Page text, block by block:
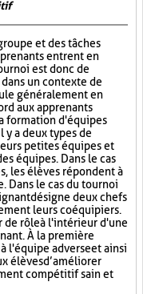
et des tâches
entrent en
est donc de
un contexte de
généralement en
aux apprenants
formation d'équipes
a deux types de
petites équipes et
équipes. Dans le cas
les élèves répondent à
Dans le cas du tournoi
désigne deux chefs
leurs coéquipiers.
de rôle à l'intérieur d'une
À la première
l'équipe adverse et ainsi
élèves d’améliorer
compétitif sain et